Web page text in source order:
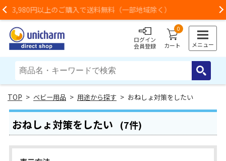
Previous
地域除く） お荷物のお届けに遅れが出ている地
ログイン
会員登録
0
カート メニュー
> ベビー用品 > 用途から探す > おねしょ対策をしたい
おねしょ対策をしたい (7件)